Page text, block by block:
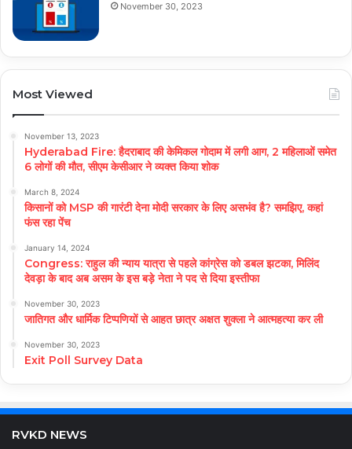
November 30, 2023
Most Viewed
November 13, 2023
Hyderabad Fire: हैदराबाद की केमिकल गोदाम में लगी आग, 2 महिलाओं समेत
6 लोगों की मौत, सीएम केसीआर ने व्यक्त किया शोक
March 8, 2024
किसानों को MSP की गारंटी देना मोदी सरकार के लिए असभंव है? समझिए, कहां
फंस रहा पेंच
January 14, 2024
Congress: राहुल की न्याय यात्रा से पहले कांग्रेस को डबल झटका, मिलिंद
देवड़ा के बाद अब असम के इस बड़े नेता ने पद से दिया इस्तीफा
November 30, 2023
जातिगत और धार्मिक टिप्पणियों से आहत छात्र अक्षत शुक्ला ने आत्महत्या कर ली
November 30, 2023
Exit Poll Survey Data
RVKD NEWS